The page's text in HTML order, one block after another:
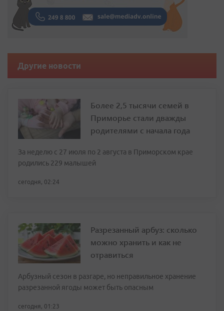
Другие новости
Более 2,5 тысячи семей в
Приморье стали дважды
родителями с начала года
За неделю с 27 июля по 2 августа в Приморском крае
родились 229 малышей
сегодня, 02:24
Разрезанный арбуз: сколько
можно хранить и как не
отравиться
Арбузный сезон в разгаре, но неправильное хранение
разрезанной ягоды может быть опасным
сегодня, 01:23